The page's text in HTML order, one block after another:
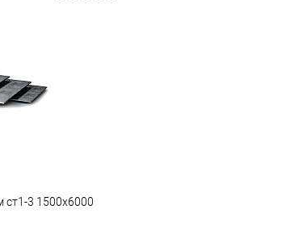
Под заказ
ст1-3 1500х6000